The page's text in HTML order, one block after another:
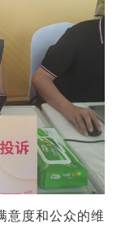
度和公众的维